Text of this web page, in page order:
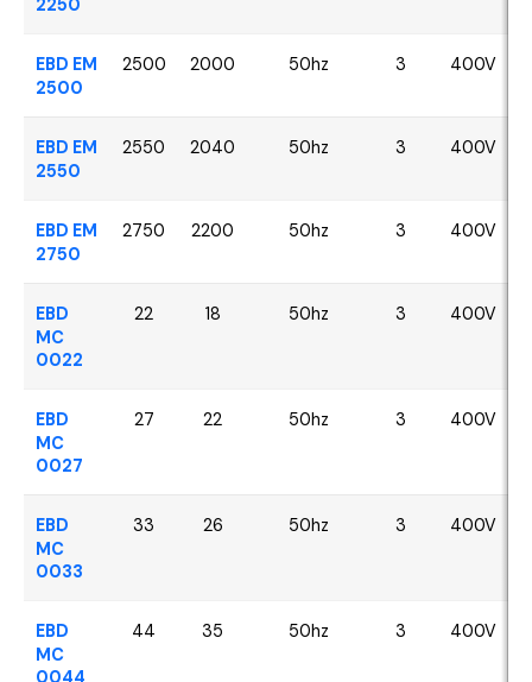
2250
EBD EM
2500
2500 2000 50hz 3 400V
EBD EM
2550
2550 2040 50hz 3 400V
EBD EM
2750
2750 2200 50hz 3 400V
EBD
MC
0022
22 18 50hz 3 400V
EBD
MC
0027
27 22 50hz 3 400V
EBD
MC
0033
33 26 50hz 3 400V
EBD
MC
0044
44 35 50hz 3 400V